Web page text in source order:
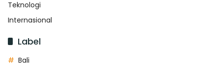
Teknologi
Internasional
Label
Bali